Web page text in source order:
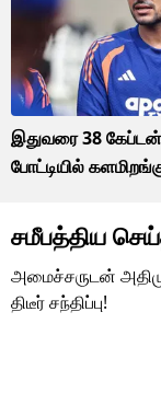
இதுவரை 38
போட்டியில்
சமீபத்திய
அமைச்சருடன்
திடீர் சந்திப்பு!